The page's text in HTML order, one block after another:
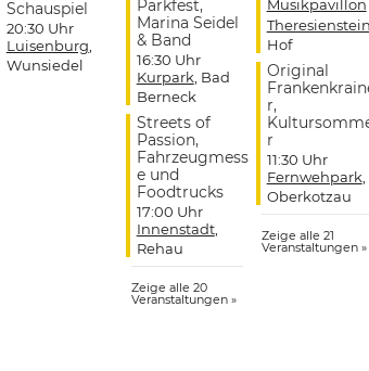
Schauspiel
20:30 Uhr
Luisenburg,
Wunsiedel
Parkfest,
Marina Seidel
& Band
16:30 Uhr
Kurpark, Bad
Berneck
Streets of
Passion,
Fahrzeugmess
e und
Foodtrucks
17:00 Uhr
Innenstadt,
Rehau
Zeige alle 20
Veranstaltungen »
Musikpavillon
Hof
Original
r,
r
11:30 Uhr
Fernwehpark,
Oberkotzau
Zeige alle 21
Veranstaltungen »